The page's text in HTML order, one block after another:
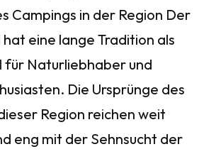
Campings in der Region Der
eine lange Tradition als
für Naturliebhaber und
Die Ursprünge des
Region reichen weit
eng mit der Sehnsucht der